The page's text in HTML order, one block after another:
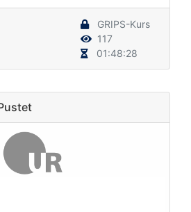
GRIPS-Kurs
117
01:48:28